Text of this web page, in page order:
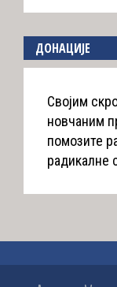
ДОНАЦИЈЕ
Својим
новчаним
помозите
радикалне